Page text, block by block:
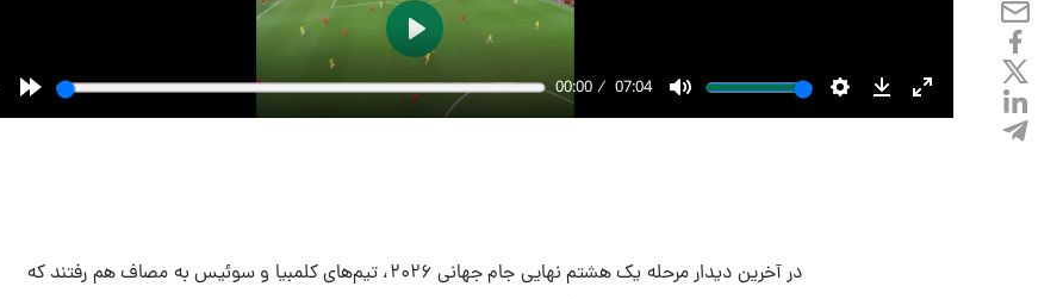
در آخرین دیدار مرحله یک هشتم نهایی جام جهانی ۲۰۲۶، تیم‌های کلمبیا و سوئیس به مصاف هم رفتند که